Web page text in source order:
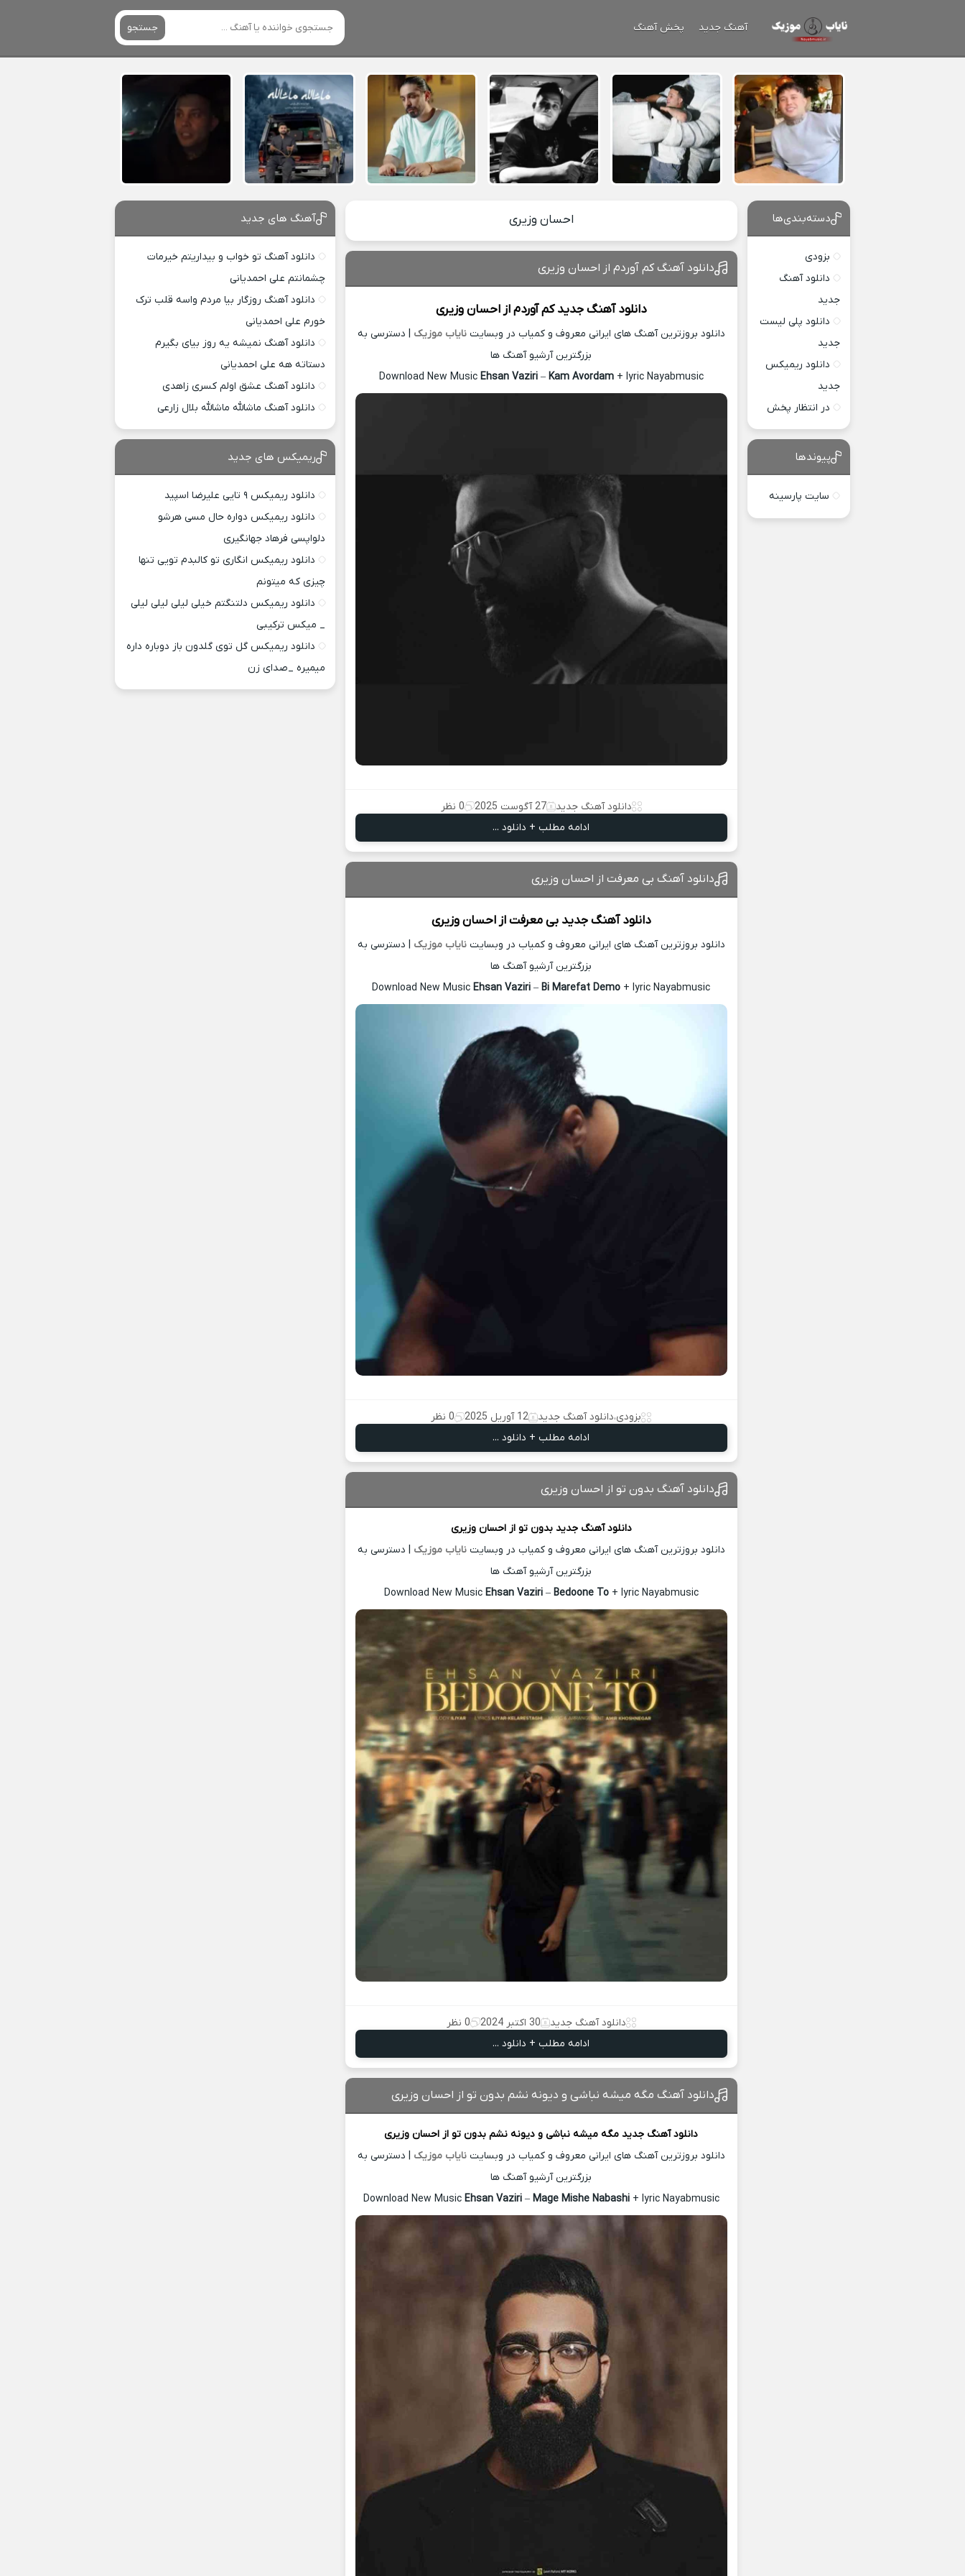
آهنگ جدید پخش آهنگ جستجو
احسان وزیری
دانلود آهنگ کم آوردم از احسان وزیری
دانلود آهنگ جدیدکم آوردم ازاحسان وزیری
دانلود بروزترین آهنگ های ایرانی معروف و کمیاب در وبسایتنایاب موزیک | دسترسی به
بزرگترین آرشیو آهنگ ها
Download New Music Ehsan Vaziri– Kam Avordam+ lyric Nayabmusic
دانلود آهنگ جدید 27 آگوست 2025
0 نظر
ادامه مطلب + دانلود ...
دانلود آهنگ بی معرفت از احسان وزیری
دانلود آهنگ جدید بی معرفت ازاحسان وزیری
دانلود بروزترین آهنگ های ایرانی معروف و کمیاب در وبسایتنایاب موزیک | دسترسی به
بزرگترین آرشیو آهنگ ها
Download New MusicEhsan Vaziri –Bi Marefat Demo + lyric Nayabmusic
بزودی،دانلود آهنگ جدید 12 آوریل 2025
0 نظر
ادامه مطلب + دانلود ...
دانلود آهنگ بدون تو از احسان وزیری
دانلود آهنگ جدید بدون تو ازاحسان وزیری
دانلود بروزترین آهنگ های ایرانی معروف و کمیاب در وبسایتنایاب موزیک | دسترسی به
بزرگترین آرشیو آهنگ ها
Download New Music Ehsan Vaziri– Bedoone To+ lyric Nayabmusic
دانلود آهنگ جدید 30 اکتبر 2024
0 نظر
ادامه مطلب + دانلود ...
دانلود آهنگ مگه میشه نباشی و دیونه نشم بدون تو از احسان وزیری
دانلود آهنگ جدیدمگه میشه نباشی و دیونه نشم بدون تو از احسان وزیری
دانلود بروزترین آهنگ های ایرانی معروف و کمیاب در وبسایتنایاب موزیک | دسترسی به
بزرگترین آرشیو آهنگ ها
Download New Music Ehsan Vaziri– Mage Mishe Nabashi+ lyric Nayabmusic
دسته‌بندی‌ها
بزودی
دانلود آهنگ
جدید
دانلود پلی لیست
جدید
دانلود ریمیکس
جدید
در انتظار پخش
پیوندها
سایت پارسینه
آهنگ های جدید
دانلود آهنگ تو خواب و بیداریتم خیرمات
چشمانتم علی احمدیانی
دانلود آهنگ روزگار بیا مردم واسه قلب ترک
خورم علی احمدیانی
دانلود آهنگ نمیشه یه روز بیای بگیرم
دستاته هه علی احمدیانی
دانلود آهنگ عشق اولم کسری زاهدی
دانلود آهنگ ماشالله ماشالله بلال زارعی
ریمیکس های جدید
دانلود ریمیکس ۹ تایی علیرضا اسپید
دانلود ریمیکس دواره حال مسی هرشو
دلواپسی فرهاد جهانگیری
دانلود ریمیکس انگاری تو کالبدم تویی تنها
چیزی که میتونم
دانلود ریمیکس دلتنگتم خیلی لیلی لیلی لیلی
_ میکس ترکیبی
دانلود ریمیکس گل توی گلدون باز دوباره داره
میمیره _صدای زن